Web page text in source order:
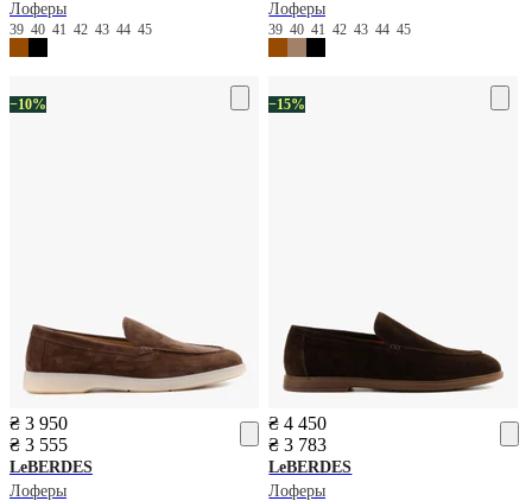
Лоферы
39 40 41 42 43 44 45
Лоферы
39404142434445
−10%
₴ 3 950
₴ 3 555
LeBERDES
Лоферы
−15%
₴ 4 450
₴ 3 783
LeBERDES
Лоферы